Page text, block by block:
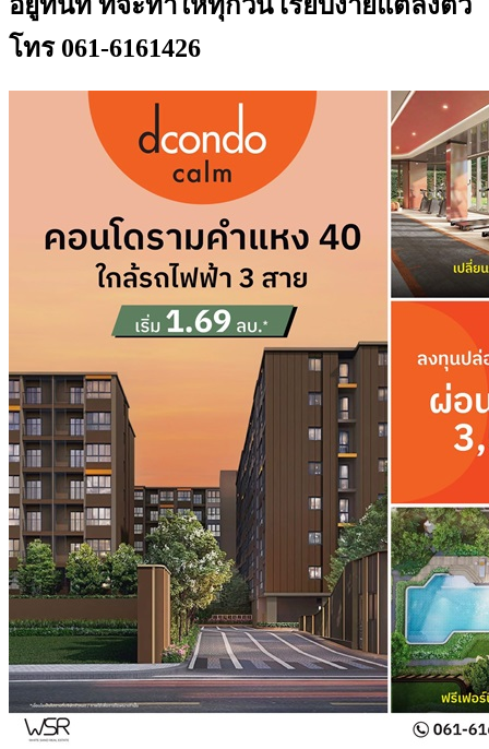
โทร 061-6161426